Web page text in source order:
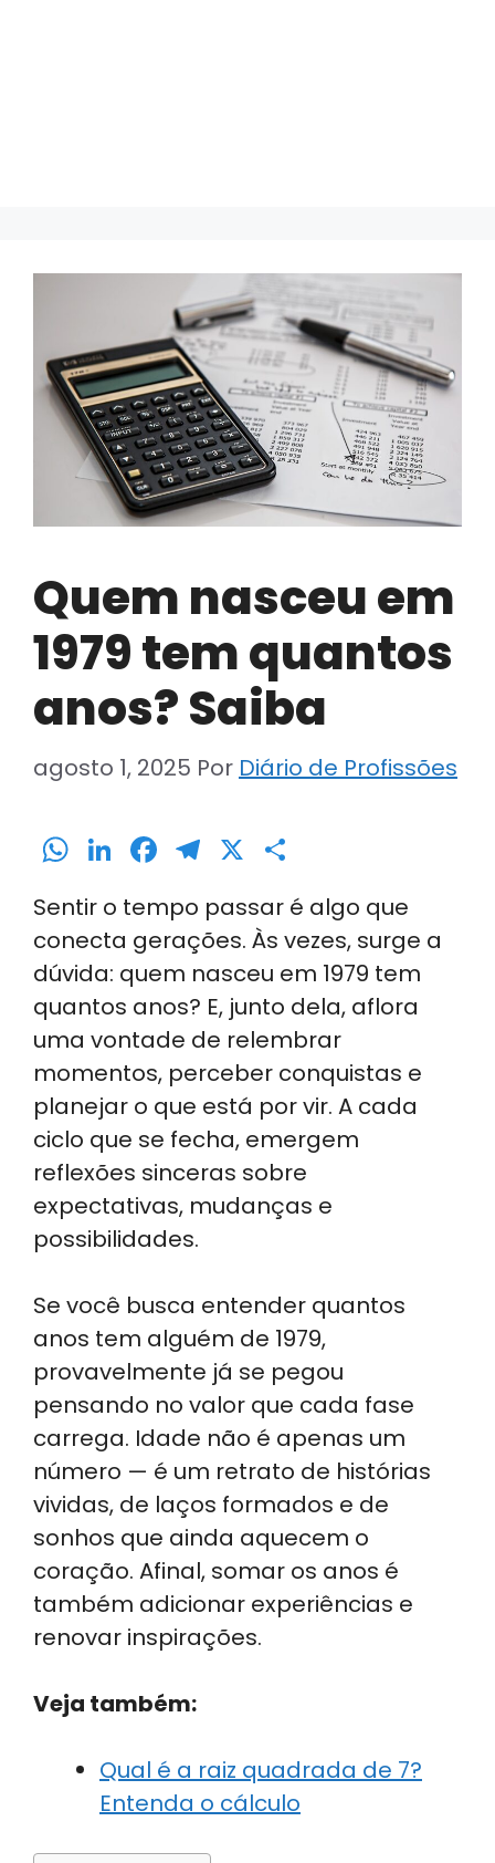
Quem nasceu em
1979 tem quantos
anos? Saiba
agosto 1, 2025 Por Diário de Profissões
W
a
ts
A
p
p
Li
k
e
dI
n
F
c
e
b
o
o
k
T
e
gr
a
m
X
h
ar
e
Sentir o tempo passar é algo que
conecta gerações. Às vezes, surge a
dúvida: quem nasceu em 1979 tem
quantos anos? E, junto dela, aflora
uma vontade de relembrar
momentos, perceber conquistas e
planejar o que está por vir. A cada
ciclo que se fecha, emergem
reflexões sinceras sobre
expectativas, mudanças e
possibilidades.
Se você busca entender quantos
anos tem alguém de 1979,
provavelmente já se pegou
pensando no valor que cada fase
carrega. Idade não é apenas um
número — é um retrato de histórias
vividas, de laços formados e de
sonhos que ainda aquecem o
coração. Afinal, somar os anos é
também adicionar experiências e
renovar inspirações.
Veja também:
Qual é a raiz quadrada de 7?
Entenda o cálculo